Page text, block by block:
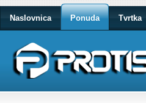
Naslovnica Ponuda Tvrtka